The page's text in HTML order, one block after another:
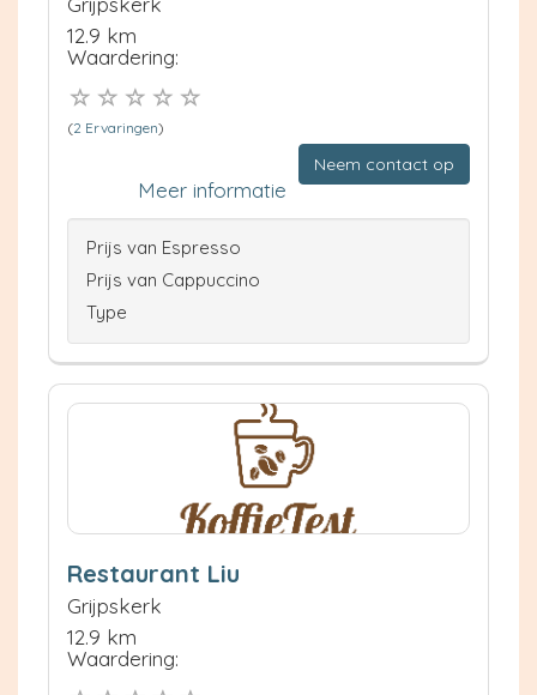
12.9 km
Waardering:
(2 Ervaringen)
Neem contact op
Meer informatie
Prijs van Espresso
Prijs van Cappuccino
Type
Restaurant Liu
Grijpskerk
12.9 km
Waardering: